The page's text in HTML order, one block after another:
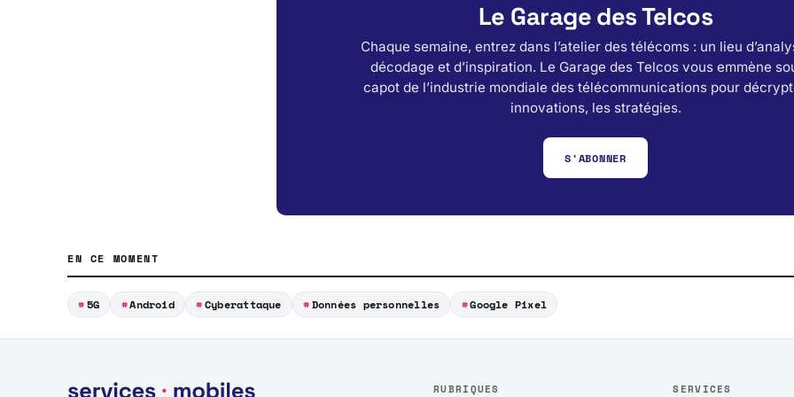
Le Garage des Telcos
Chaque semaine, entrez dans l’atelier des télécoms : un lieu
décodage et d’inspiration. Le Garage des Telcos vous emmène
capot de l’industrie mondiale des télécommunications pour
innovations, les stratégies.
S'ABONNER
EN CE MOMENT
5G Android Cyberattaque Données personnelles Google Pixel
RUBRIQUES SERVICES